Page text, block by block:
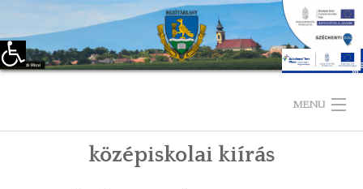
Eszköztár megnyitása
MENU
középiskolai kiírás